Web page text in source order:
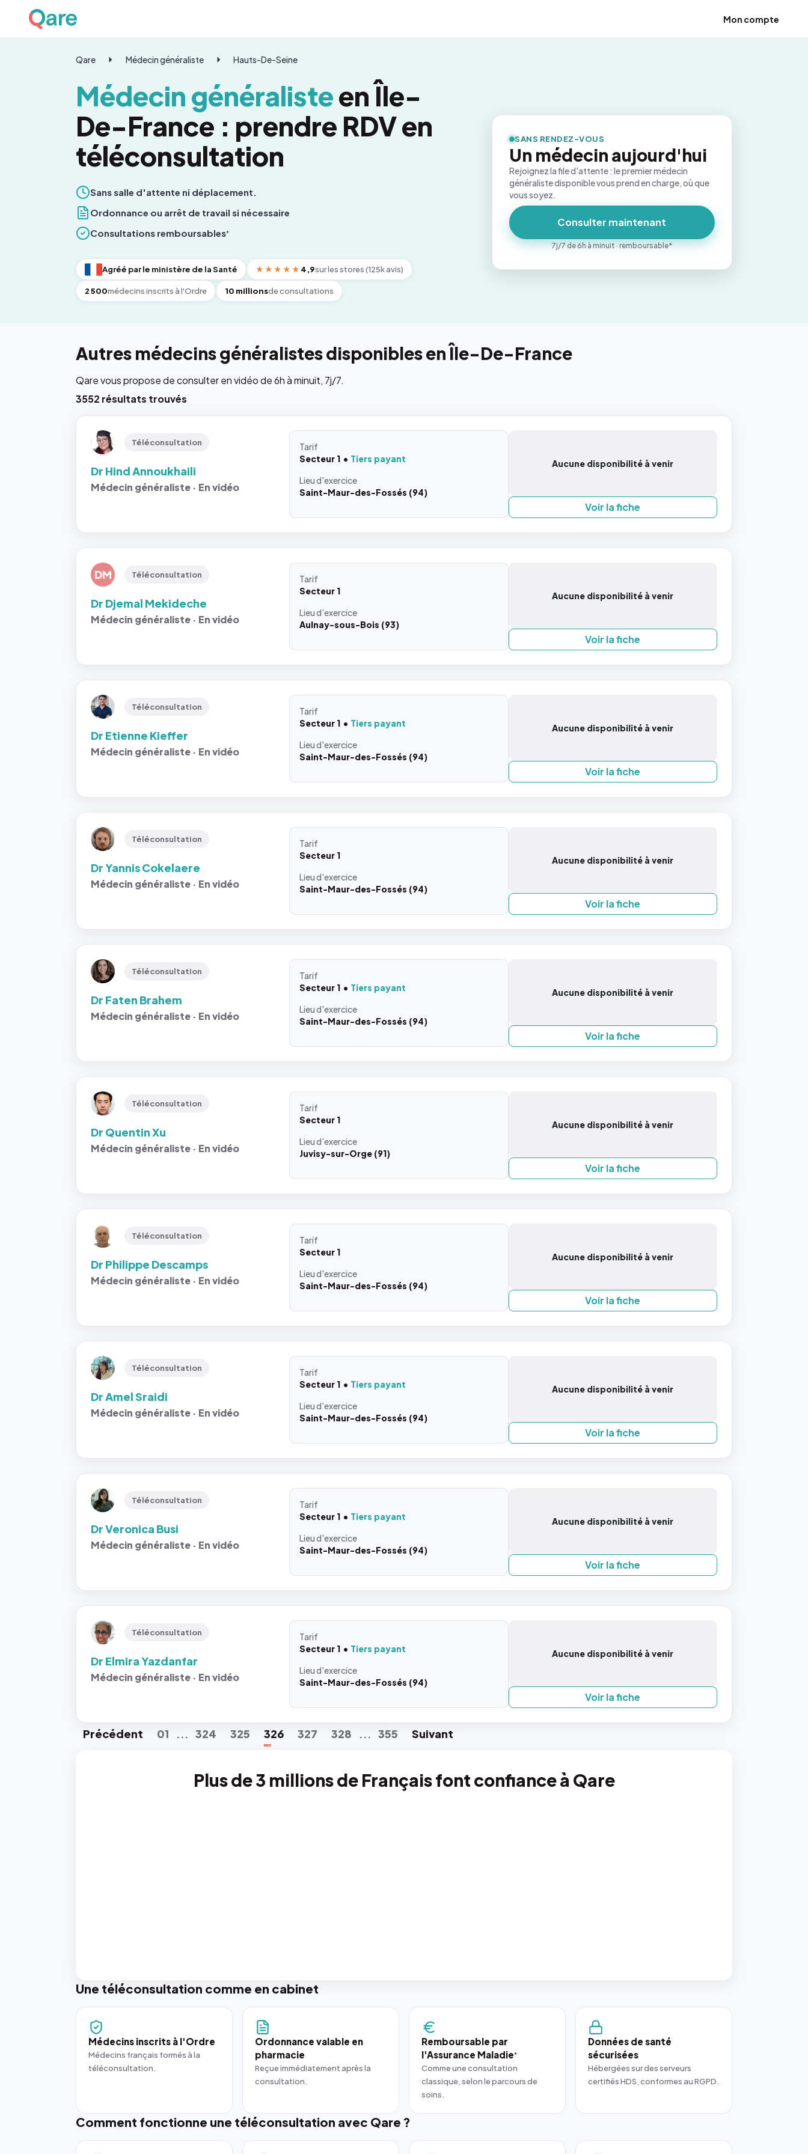
Mon compte
Qare Médecin généraliste Hauts-De-Seine
Médecin généralisteen Île-
De-France : prendre RDV en
téléconsultation
Sans salle d'attente ni déplacement.
Ordonnance ou arrêt de travail si nécessaire
Consultations remboursables*
Agréé par le ministère de la Santé ★★★★★ 4,9sur les stores (125k avis)
2 500médecins inscrits à l'Ordre 10 millionsde consultations
SANS RENDEZ-VOUS
Un médecin aujourd'hui
Rejoignez la file d'attente : le premier médecin
généraliste disponible vous prend en charge, où que
vous soyez.
Consulter maintenant
7j/7 de 6h à minuit · remboursable*
Autres médecins généralistes disponibles en Île-De-France
Qare vous propose de consulter en vidéo de 6h à minuit, 7j/7.
3552 résultats trouvés
Téléconsultation
Dr Hind Annoukhaili
Médecin généraliste · En vidéo
Tarif
Secteur 1
Tiers payant
Lieud'exercice
Saint-Maur-des-Fossés (94)
Aucune disponibilité à venir
Voir la fiche
DM Téléconsultation
Dr Djemal Mekideche
Médecin généraliste · En vidéo
Tarif
Secteur 1
Lieud'exercice
Aulnay-sous-Bois (93)
Aucune disponibilité à venir
Voir la fiche
Téléconsultation
Dr Etienne Kieffer
Médecin généraliste · En vidéo
Tarif
Secteur 1
Tiers payant
Lieud'exercice
Saint-Maur-des-Fossés (94)
Aucune disponibilité à venir
Voir la fiche
Téléconsultation
Dr Yannis Cokelaere
Médecin généraliste · En vidéo
Tarif
Secteur 1
Lieud'exercice
Saint-Maur-des-Fossés (94)
Aucune disponibilité à venir
Voir la fiche
Téléconsultation
Dr Faten Brahem
Médecin généraliste · En vidéo
Tarif
Secteur 1
Tiers payant
Lieud'exercice
Saint-Maur-des-Fossés (94)
Aucune disponibilité à venir
Voir la fiche
Téléconsultation
Dr Quentin Xu
Médecin généraliste · En vidéo
Tarif
Secteur 1
Lieud'exercice
Juvisy-sur-Orge (91)
Aucune disponibilité à venir
Voir la fiche
Téléconsultation
Dr Philippe Descamps
Médecin généraliste · En vidéo
Tarif
Secteur 1
Lieud'exercice
Saint-Maur-des-Fossés (94)
Aucune disponibilité à venir
Voir la fiche
Téléconsultation
Dr Amel Sraidi
Médecin généraliste · En vidéo
Tarif
Secteur 1
Tiers payant
Lieud'exercice
Saint-Maur-des-Fossés (94)
Aucune disponibilité à venir
Voir la fiche
Téléconsultation
Dr Veronica Busi
Médecin généraliste · En vidéo
Tarif
Secteur 1
Tiers payant
Lieud'exercice
Saint-Maur-des-Fossés (94)
Aucune disponibilité à venir
Voir la fiche
Téléconsultation
Dr Elmira Yazdanfar
Médecin généraliste · En vidéo
Tarif
Secteur 1
Tiers payant
Lieud'exercice
Saint-Maur-des-Fossés (94)
Aucune disponibilité à venir
Voir la fiche
Précédent 01 ... 324 325 326 327 328 ... 355 Suivant
Plus de 3 millions de Français font confiance à Qare
Une téléconsultation comme en cabinet
Médecins inscrits à l'Ordre
Médecins français formés à la
téléconsultation.
Ordonnance valable en
pharmacie
Reçue immédiatement après la
consultation.
Remboursable par
l'Assurance Maladie*
Comme une consultation
classique, selon le parcours de
soins.
Données de santé
sécurisées
Hébergées sur des serveurs
certifiés HDS, conformes au RGPD.
Comment fonctionne une téléconsultation avec Qare ?